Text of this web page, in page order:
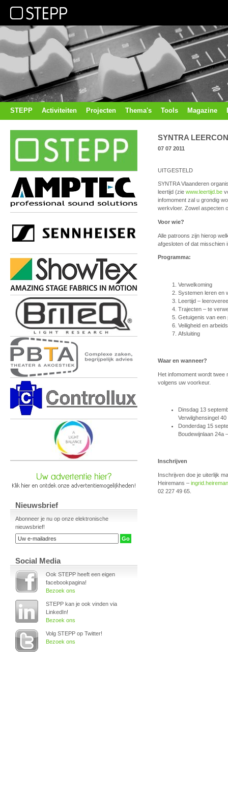
STEPP Activiteiten Projecten Thema's Tools Magazine
Nieuwsbrief
Abonneer je nu op onze elektronische
nieuwsbrief!
Social Media
Ook STEPP heeft een eigen
facebookpagina!
Bezoek ons
STEPP kan je ook vinden via
LinkedIn!
Bezoek ons
Volg STEPP op Twitter!
Bezoek ons
SYNTRA
07 07 2011
UITGESTELD
SYNTRA Vlaanderen
leertijd (zie www.leertijd.be
infomoment zal u grondig
werkvloer. Zowel aspecten
Voor wie?
Alle patroons zijn hierop
afgesloten of dat misschien
Programma:
Verwelkoming
Systemen leren en
Leertijd –
Trajecten – te
Getuigenis van een
Veiligheid en
Afsluiting
Waar en wanneer?
Het infomoment wordt twee
volgens uw voorkeur.
Dinsdag 13
Verwilghensingel
Donderdag 15
Boudewijnlaan 24a
Inschrijven
Inschrijven doe je uiterlijk
Heiremans –
02 227 49 65.